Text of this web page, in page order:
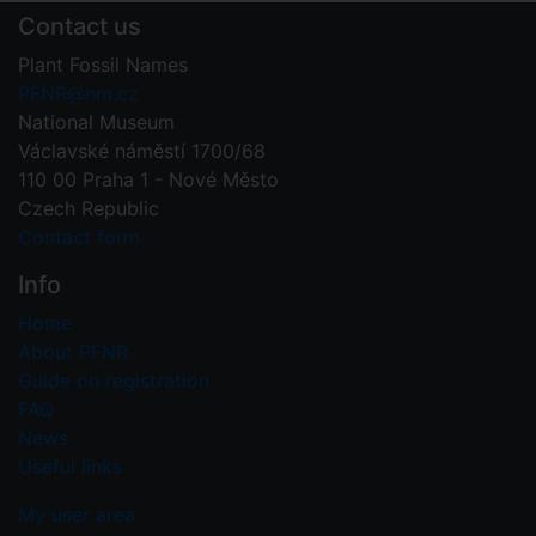
Contact us
Plant Fossil Names
PFNR@nm.cz
National Museum
Václavské náměstí 1700/68
110 00 Praha 1 - Nové Město
Czech Republic
Contact form
Info
Home
About PFNR
Guide on registration
FAQ
News
Useful links
My user area